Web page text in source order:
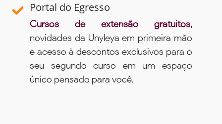
Portal do Egresso
Cursos de extensão gratuitos,
novidades da Unyleya em primeira mão
e acesso à descontos exclusivos para o
seu segundo curso em um espaço
único pensado para você.